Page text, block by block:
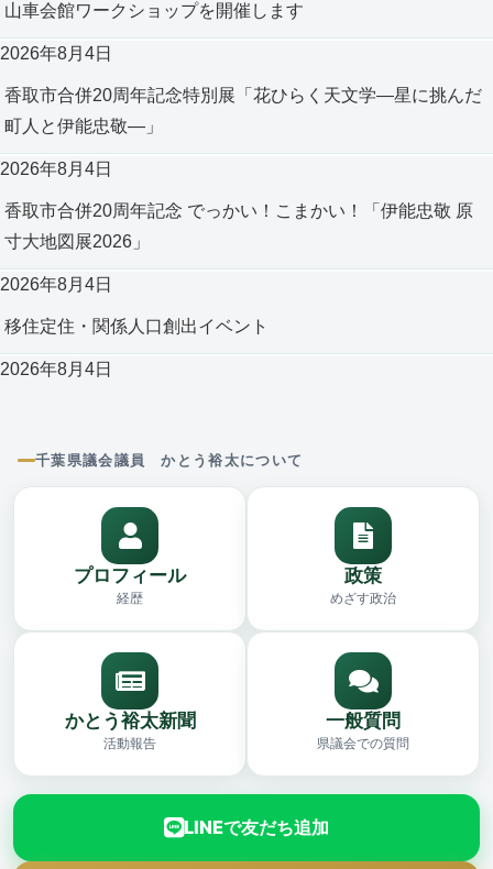
山車会館ワークショップを開催します
2026年8月4日
香取市合併20周年記念特別展「花ひらく天文学―星に挑んだ
町人と伊能忠敬―」
2026年8月4日
香取市合併20周年記念 でっかい！こまかい！「伊能忠敬 原
寸大地図展2026」
2026年8月4日
移住定住・関係人口創出イベント
2026年8月4日
千葉県議会議員 かとう裕太について
プロフィール
経歴
政策
めざす政治
かとう裕太新聞
活動報告
一般質問
県議会での質問
LINEで友だち追加